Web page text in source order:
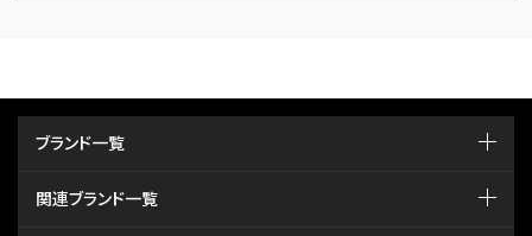
ブランド一覧
関連ブランド一覧